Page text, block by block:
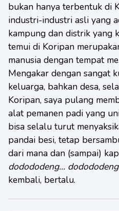
bukan hanya terbentuk di
industri-industri asli yang
kampung dan distrik yang
temui di Koripan
manusia dengan tempat
Mengakar dengan sangat
keluarga, bahkan desa,
Koripan, saya pulang
alat pemanen padi yang
bisa selalu turut
pandai besi, tetap
dari mana dan (sampai)
dodododeng…
kembali, bertalu.